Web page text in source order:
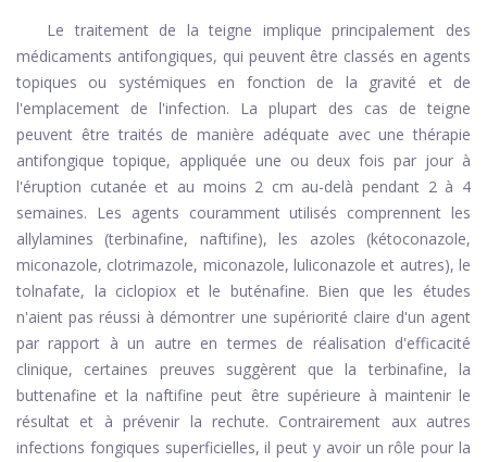
Le traitement de la teigne implique principalement des
médicaments antifongiques, qui peuvent être classés en agents
topiques ou systémiques en fonction de la gravité et de
l'emplacement de l'infection. La plupart des cas de teigne
peuvent être traités de manière adéquate avec une thérapie
antifongique topique, appliquée une ou deux fois par jour à
l'éruption cutanée et au moins 2 cm au-delà pendant 2 à 4
semaines. Les agents couramment utilisés comprennent les
allylamines (terbinafine, naftifine), les azoles (kétoconazole,
miconazole, clotrimazole, miconazole, luliconazole et autres), le
tolnafate, la ciclopiox et le buténafine. Bien que les études
n'aient pas réussi à démontrer une supériorité claire d'un agent
par rapport à un autre en termes de réalisation d'efficacité
clinique, certaines preuves suggèrent que la terbinafine, la
buttenafine et la naftifine peut être supérieure à maintenir le
résultat et à prévenir la rechute. Contrairement aux autres
infections fongiques superficielles, il peut y avoir un rôle pour la